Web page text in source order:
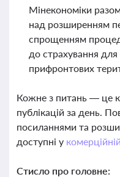
Мінекономіки
над розширенням
спрощенням
до страхування
прифронтових
Кожне з питань — це
публікацій за день.
посиланнями та
доступні у
Стисло про головне: